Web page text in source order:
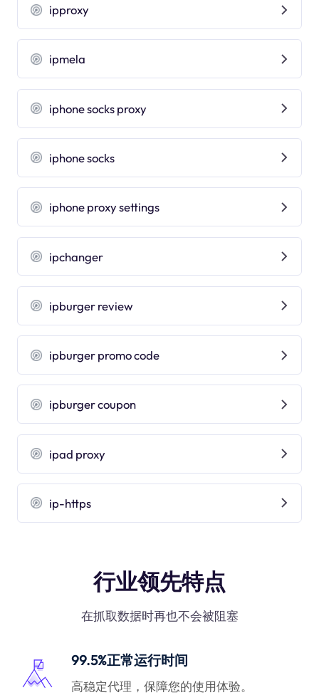
ipproxy
ipmela
iphone socks proxy
iphone socks
iphone proxy settings
ipchanger
ipburger review
ipburger promo code
ipburger coupon
ipad proxy
ip-https
行业领先特点
在抓取数据时再也不会被阻塞
99.5%正常运行时间
高稳定代理，保障您的使用体验。